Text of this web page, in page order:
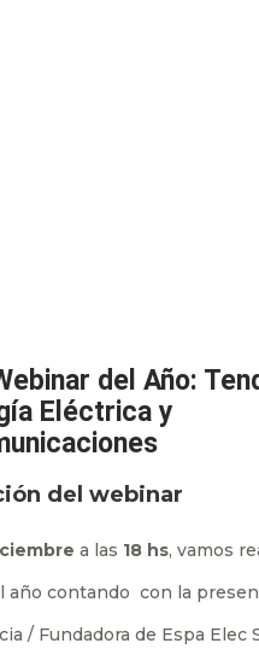
del Año:
Eléctrica y
del webinar
a las 18 hs, vamos
año contando con la
/ Fundadora de Espa Elec